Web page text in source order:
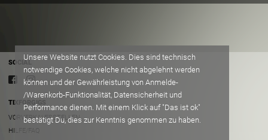
SOCIAL
TIXFORGIGS
VORVERKAUFSSTELLEN
HILFE/FAQ
Unsere Website nutzt Cookies. Dies sind technisch
notwendige Cookies, welche nicht abgelehnt werden
können und der Gewährleistung von Anmelde-
/Warenkorb-Funktionalität, Datensicherheit und
Performance dienen. Mit einem Klick auf "Das ist ok"
bestätigt Du, dies zur Kenntnis genommen zu haben.